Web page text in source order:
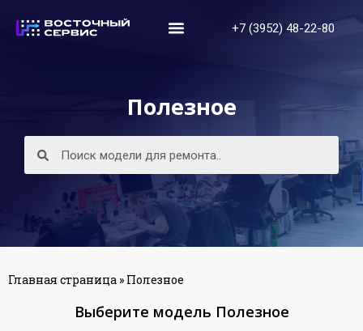
+7 (3952) 48-22-80
Полезное
Главная страница » Полезное
Выберите модель Полезное